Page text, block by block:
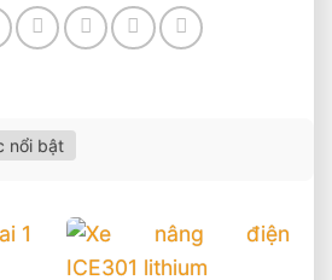
nổi bật